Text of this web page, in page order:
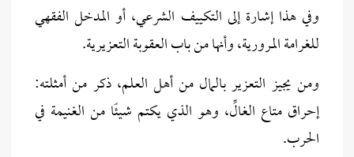
وفي هذا إشارة إلى التكييف الشرعي، أو المدخل الفقهي
للغرامة المرورية، وأنها من باب العقوبة التعزيرية.
ومن يجيز التعزير بالمال من أهل العلم، ذكر من أمثلته:
إحراق متاع الغالِّ، وهو الذي يكتم شيئًا من الغنيمة في
الحرب.